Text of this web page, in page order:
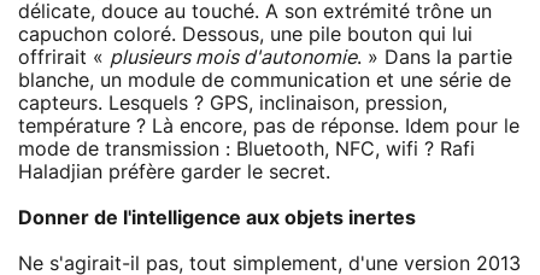
délicate, douce au touché. A son extrémité trône un
capuchon coloré. Dessous, une pile bouton qui lui
offrirait « plusieurs mois d'autonomie. » Dans la partie
blanche, un module de communication et une série de
capteurs. Lesquels ? GPS, inclinaison, pression,
température ? Là encore, pas de réponse. Idem pour le
mode de transmission : Bluetooth, NFC, wifi ? Rafi
Haladjian préfère garder le secret.
Donner de l'intelligence aux objets inertes
Ne s'agirait-il pas, tout simplement, d'une version 2013